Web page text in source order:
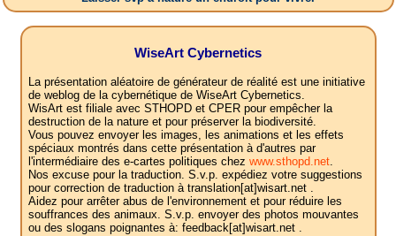
WiseArt Cybernetics
La présentation aléatoire de générateur de réalité est une initiative
de weblog de la cybernétique de WiseArt Cybernetics.
WisArt est filiale avec STHOPD et CPER pour empêcher la
destruction de la nature et pour préserver la biodiversité.
Vous pouvez envoyer les images, les animations et les effets
spéciaux montrés dans cette présentation à d'autres par
l'intermédiaire des e-cartes politiques chez www.sthopd.net.
Nos excuse pour la traduction. S.v.p. expédiez votre suggestions
pour correction de traduction à translation[at]wisart.net .
Aidez pour arrêter abus de l'environnement et pour réduire les
souffrances des animaux. S.v.p. envoyer des photos mouvantes
ou des slogans poignantes à: feedback[at]wisart.net .